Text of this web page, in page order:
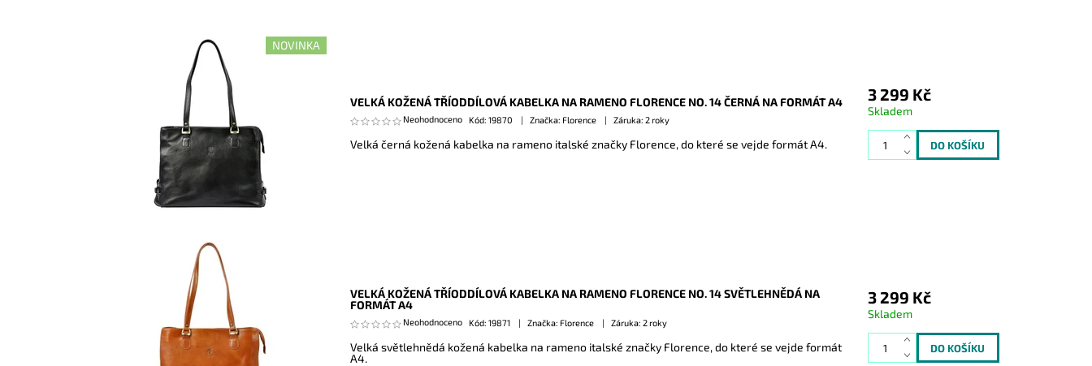
NOVINKA
VELKÁ KOŽENÁ TŘÍODDÍLOVÁ KABELKA NA RAMENO FLORENCE NO. 14 ČERNÁ NA FORMÁT A4
Neohodnoceno Kód: 19870 Značka: Florence Záruka: 2 roky
Velká černá kožená kabelka na rameno italské značky Florence, do které se vejde formát A4.
3 299 Kč
Skladem
VELKÁ KOŽENÁ TŘÍODDÍLOVÁ KABELKA NA RAMENO FLORENCE NO. 14 SVĚTLEHNĚDÁ NA
FORMÁT A4
Neohodnoceno Kód: 19871 Značka: Florence Záruka: 2 roky
Velká světlehnědá kožená kabelka na rameno italské značky Florence, do které se vejde formát
A4.
3 299 Kč
Skladem